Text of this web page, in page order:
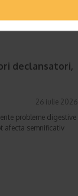
mare de alimente.
declansatori,
26 iulie 2026
probleme digestive
afecta semnificativ